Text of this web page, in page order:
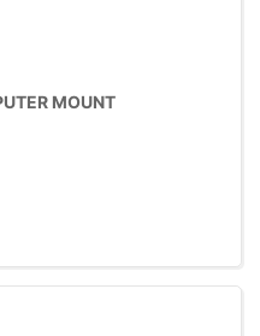
MOUNT